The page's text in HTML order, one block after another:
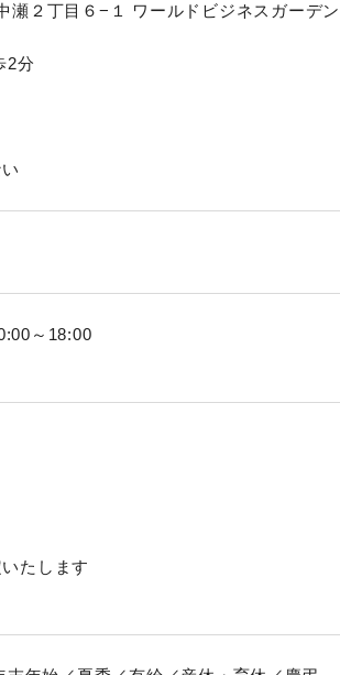
瀬２丁目６−１ ワールドビジネスガーデ
2分
～18:00
たします